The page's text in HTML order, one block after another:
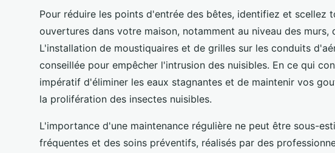
Pour réduire les points d'entrée des bêtes, identifiez et scellez
ouvertures dans votre maison, notamment au niveau des murs,
L'installation de moustiquaires et de grilles sur les conduits
conseillée pour empêcher l'intrusion des nuisibles. En ce qui
impératif d'éliminer les eaux stagnantes et de maintenir vos
la prolifération des insectes nuisibles.
L'importance d'une maintenance régulière ne peut être sous-
fréquentes et des soins préventifs, réalisés par des